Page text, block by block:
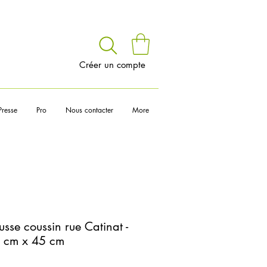
Créer un compte
Pro Nous contacter More
coussin rue Catinat -
x 45 cm